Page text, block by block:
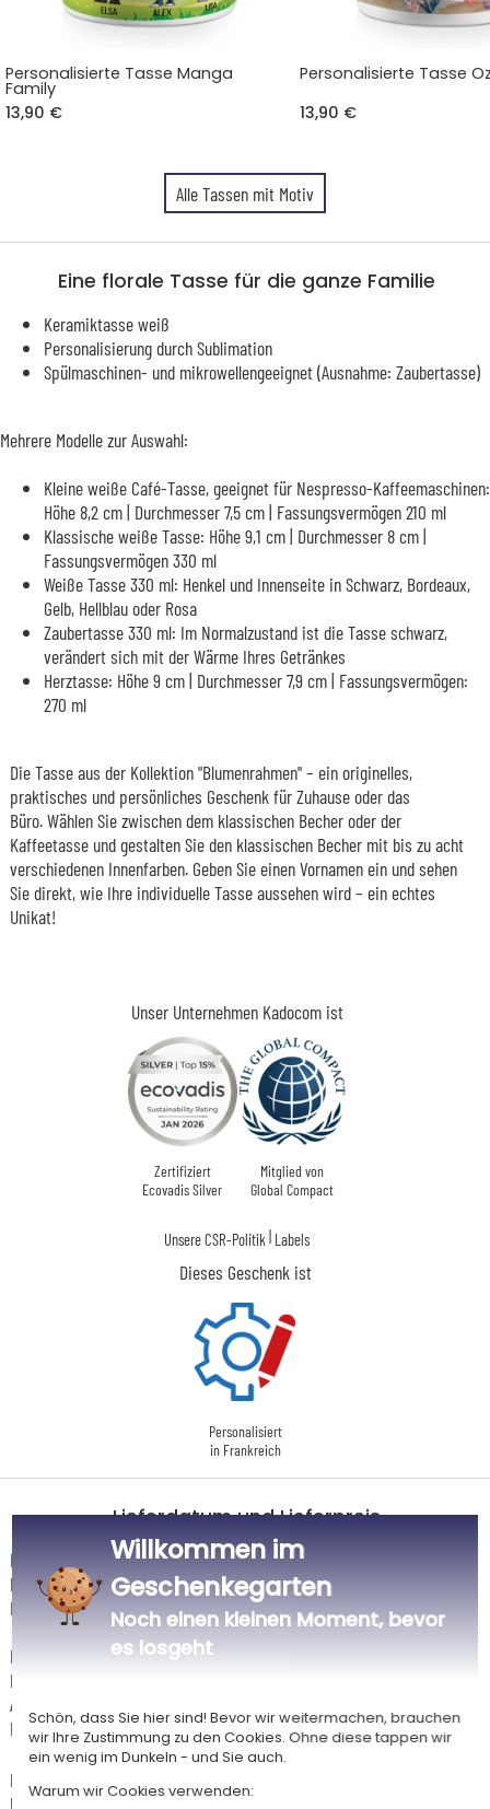
Personalisierte Tasse Manga
Family
13,90 €
Personalisierte Tasse
13,90 €
Alle Tassen mit Motiv
Eine florale Tasse für die ganze Familie
Keramiktasse weiß
Personalisierung durch Sublimation
Spülmaschinen- und mikrowellengeeignet (Ausnahme: Zaubertasse)
Mehrere Modelle zur Auswahl:
Kleine weiße Café-Tasse, geeignet für Nespresso-Kaffeemaschinen:
Höhe 8,2 cm | Durchmesser 7,5 cm | Fassungsvermögen 210 ml
Klassische weiße Tasse: Höhe 9,1 cm | Durchmesser 8 cm |
Fassungsvermögen 330 ml
Weiße Tasse 330 ml: Henkel und Innenseite in Schwarz, Bordeaux,
Gelb, Hellblau oder Rosa
Zaubertasse 330 ml: Im Normalzustand ist die Tasse schwarz,
verändert sich mit der Wärme Ihres Getränkes
Herztasse: Höhe 9 cm | Durchmesser 7,9 cm | Fassungsvermögen:
270 ml
Unser Unternehmen Kadocom ist
Zertifiziert
Ecovadis Silver
Mitglied von
Global Compact
Unsere CSR-Politik Labels
Dieses Geschenk ist
Personalisiert
in Frankreich
Die Tasse aus der Kollektion "Blumenrahmen" – ein originelles,
praktisches und persönliches Geschenk für Zuhause oder das
Büro. Wählen Sie zwischen dem klassischen Becher oder der
Kaffeetasse und gestalten Sie den klassischen Becher mit bis zu acht
verschiedenen Innenfarben. Geben Sie einen Vornamen ein und sehen
Sie direkt, wie Ihre individuelle Tasse aussehen wird – ein echtes
Unikat!
Lieferdatum und Lieferpreis
Dieser Artikel wird in unserem Atelier in Toulouse personalisiert.
Er ist für das Angebot "Versandkostenfrei ab 85 € Warenwert" mit der
Hermes-Standardlieferung berechtigt.
Für jede Bestellung unter 85 € gelten die unten aufgeführten
Lieferkosten für den Kauf dieses Artikels.
Artikel, die in unserem Atelier personalisiert werden (etwa 95% unserer
Produkte), sind mit dem Logo
gekennzeichnet.
Das Voraussichtliche Lieferdatum ist nur bei einer Zahlung per PayPal,
Kreditkarte oder Sofortüberweisung gültig.
Willkommen im
Geschenkegarten
Noch einen kleinen Moment, bevor
es losgeht
Schön, dass Sie hier sind! Bevor wir weitermachen, brauchen
wir Ihre Zustimmung zu den Cookies. Ohne diese tappen wir
ein wenig im Dunkeln - und Sie auch.
Warum wir Cookies verwenden: